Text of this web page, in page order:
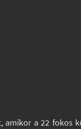
amikor a 22 fokos